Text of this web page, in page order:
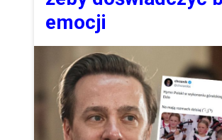
emocji